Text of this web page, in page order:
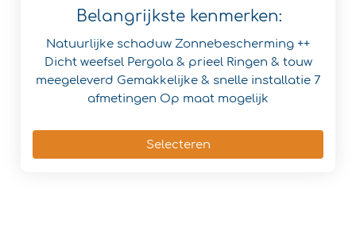
Belangrijkste kenmerken:
Natuurlijke schaduw Zonnebescherming ++
Dicht weefsel Pergola & prieel Ringen & touw
meegeleverd Gemakkelijke & snelle installatie 7
afmetingen Op maat mogelijk
Selecteren